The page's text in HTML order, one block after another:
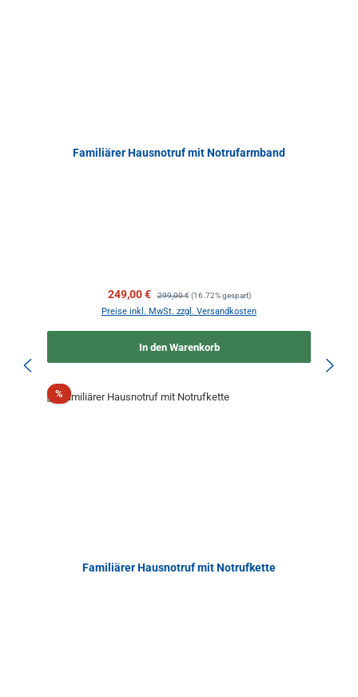
Familiärer Hausnotruf mit Notrufarmband
Verkaufspreis:
249,00 € Regulärer Preis:
299,00 € (16.72% gespart)
Preise inkl. MwSt. zzgl. Versandkosten
In den Warenkorb
%Rabatt
Familiärer Hausnotruf mit Notrufkette